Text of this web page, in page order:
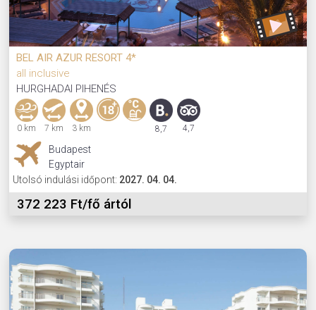
BEL AIR AZUR RESORT 4*
all inclusive
HURGHADAI PIHENÉS
0 km 7 km 3 km 8,7 4,7
Budapest
Egyptair
Utolsó indulási időpont: 2027. 04. 04.
372 223 Ft/fő ártól